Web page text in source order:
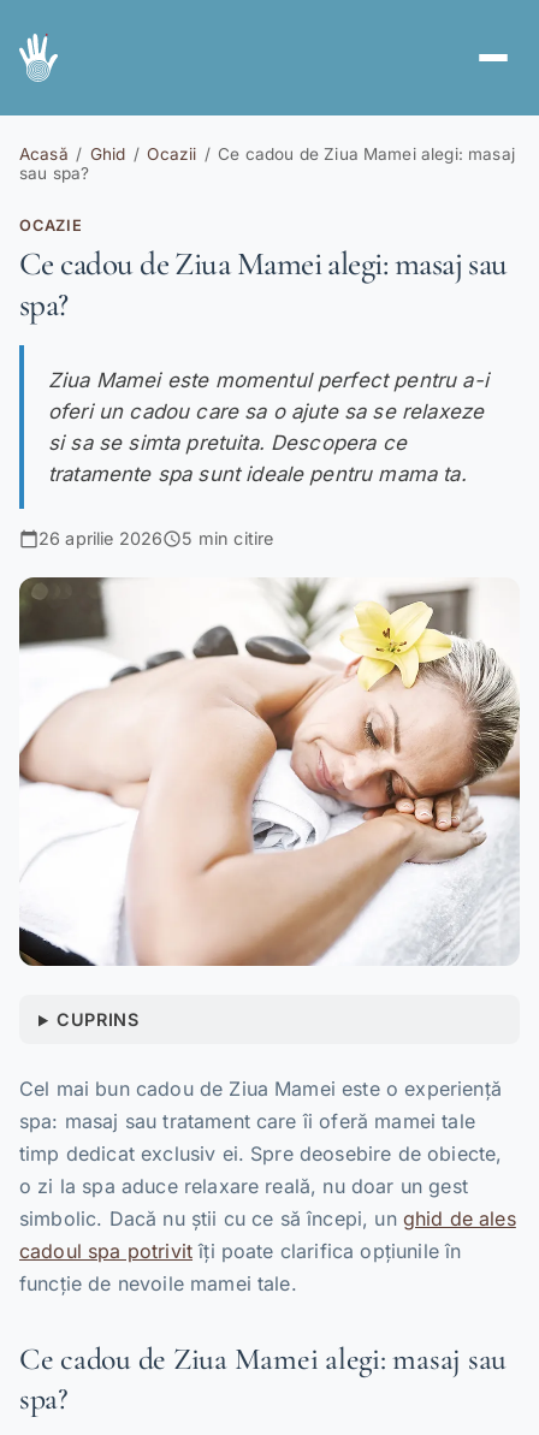
spa Servicii
Voucher Cadou
menu_bookGhid
person_add
Autentificare
RO | EN
Acasă / Ghid / Ocazii / Ce cadou de Ziua Mamei alegi: masaj
sau spa?
OCAZIE
Ce cadou de Ziua Mamei alegi: masaj sau
spa?
Ziua Mamei este momentul perfect pentru a-i
oferi un cadou care sa o ajute sa se relaxeze
si sa se simta pretuita. Descopera ce
tratamente spa sunt ideale pentru mama ta.
calendar_today26 aprilie 2026schedule5 min citire
CUPRINS
Cel mai bun cadou de Ziua Mamei este o experiență
spa: masaj sau tratament care îi oferă mamei tale
timp dedicat exclusiv ei. Spre deosebire de obiecte,
o zi la spa aduce relaxare reală, nu doar un gest
simbolic. Dacă nu știi cu ce să începi, un ghid de ales
cadoul spa potrivit îți poate clarifica opțiunile în
funcție de nevoile mamei tale.
Ce cadou de Ziua Mamei alegi: masaj sau
spa?